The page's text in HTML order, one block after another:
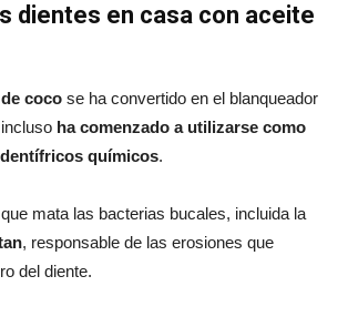
dientes en casa con aceite
coco se ha convertido en el blanqueador
ha comenzado a utilizarse como
químicos.
mata las bacterias bucales, incluida la
, responsable de las erosiones que
del diente.